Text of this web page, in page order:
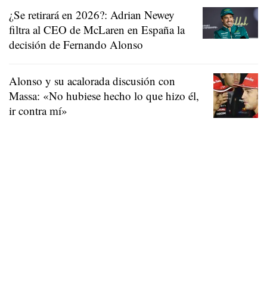
¿Se retirará en 2026?: Adrian Newey
filtra al CEO de McLaren en España la
decisión de Fernando Alonso
Alonso y su acalorada discusión con
Massa: «No hubiese hecho lo que hizo él,
ir contra mí»